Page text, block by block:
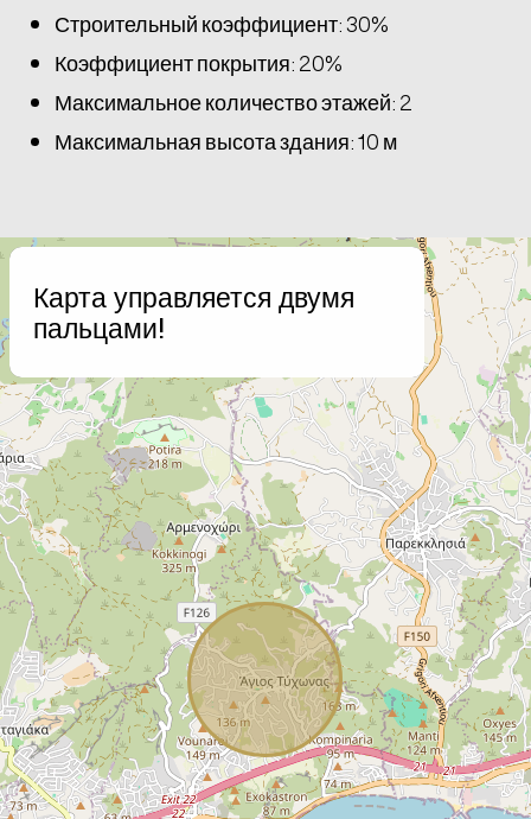
Строительный коэффициент: 30%
Коэффициент покрытия: 20%
Максимальное количество этажей: 2
Максимальная высота здания: 10 м
Карта управляется двумя
пальцами!
−